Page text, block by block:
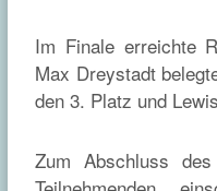
Im Finale erreichte
Max Dreystadt
den 3. Platz und
Zum Abschluss